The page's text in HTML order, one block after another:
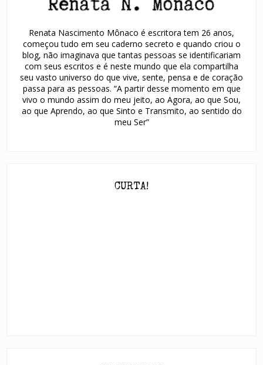
Renata Nascimento Mônaco é escritora tem 26 anos,
começou tudo em seu caderno secreto e quando criou o
blog, não imaginava que tantas pessoas se identificariam
com seus escritos e é neste mundo que ela compartilha
seu vasto universo do que vive, sente, pensa e de coração
passa para as pessoas. “A partir desse momento em que
vivo o mundo assim do meu jeito, ao Agora, ao que Sou,
ao que Aprendo, ao que Sinto e Transmito, ao sentido do
meu Ser”
CURTA!